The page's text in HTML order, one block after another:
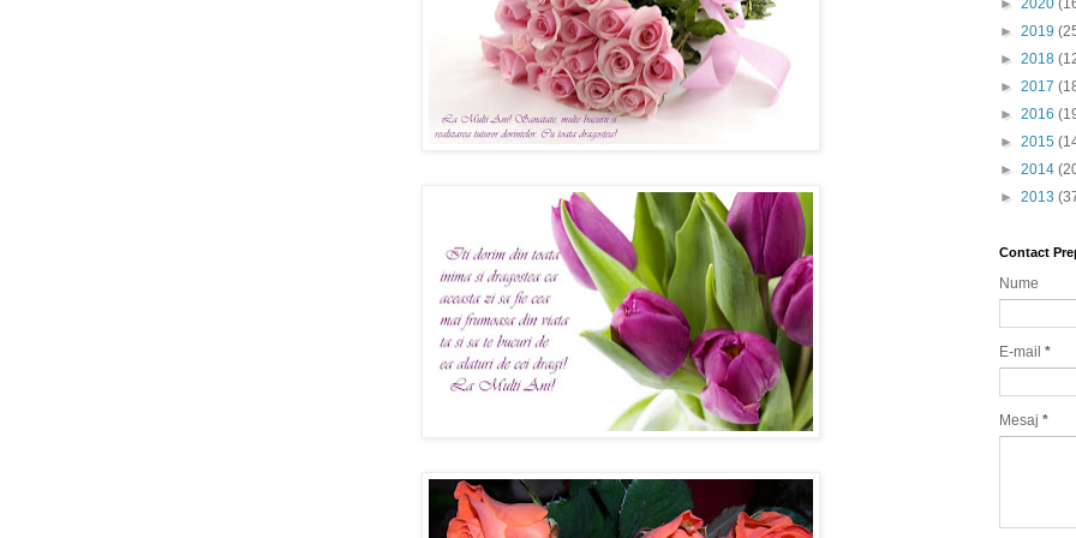
► 2020
► 2019
► 2018
► 2017
► 2016
► 2015
► 2014
► 2013
Contact
Nume
E-mail *
Mesaj *